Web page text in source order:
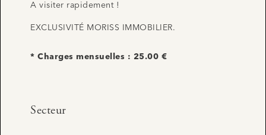
A visiter rapidement !
EXCLUSIVITÉ MORISS IMMOBILIER.
* Charges mensuelles : 25.00 €
Secteur